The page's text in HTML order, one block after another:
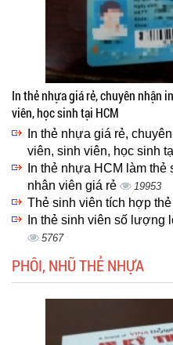
In thẻ nhựa giá rẻ, chuyên nhận
viên, học sinh tại HCM
In thẻ nhựa giá rẻ,
viên, sinh viên, học sinh
In thẻ nhựa HCM làm
nhân viên giá rẻ
19953
Thẻ sinh viên tích hợp
In thẻ sinh viên số lượng
5767
PHÔI, NHŨ THẺ NHỰA